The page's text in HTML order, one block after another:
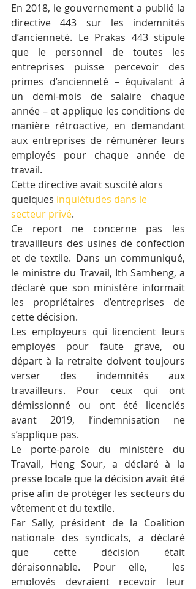
En 2018, le gouvernement a publié la
directive 443 sur les indemnités
d’ancienneté. Le Prakas 443 stipule
que le personnel de toutes les
entreprises puisse percevoir des
primes d’ancienneté – équivalant à
un demi-mois de salaire chaque
année – et applique les conditions de
manière rétroactive, en demandant
aux entreprises de rémunérer leurs
employés pour chaque année de
travail.
Cette directive avait suscité alors
quelques inquiétudes dans le
secteur privé.
Ce report ne concerne pas les
travailleurs des usines de confection
et de textile. Dans un communiqué,
le ministre du Travail, Ith Samheng, a
déclaré que son ministère informait
les propriétaires d’entreprises de
cette décision.
Les employeurs qui licencient leurs
employés pour faute grave, ou
départ à la retraite doivent toujours
verser des indemnités aux
travailleurs. Pour ceux qui ont
démissionné ou ont été licenciés
avant 2019, l’indemnisation ne
s’applique pas.
Le porte-parole du ministère du
Travail, Heng Sour, a déclaré à la
presse locale que la décision avait été
prise afin de protéger les secteurs du
vêtement et du textile.
Far Sally, président de la Coalition
nationale des syndicats, a déclaré
que cette décision était
déraisonnable. Pour elle,  les
employés devraient recevoir leur